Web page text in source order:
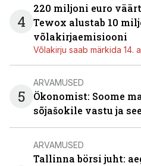
4
220 miljoni euro
Tewox alustab 10
võlakirjaemisiooni
Võlakirju saab märkida 14.
5
ARVAMUSED
Ökonomist: Soome
sõjašokile vastu ja
ARVAMUSED
Tallinna börsi juht: